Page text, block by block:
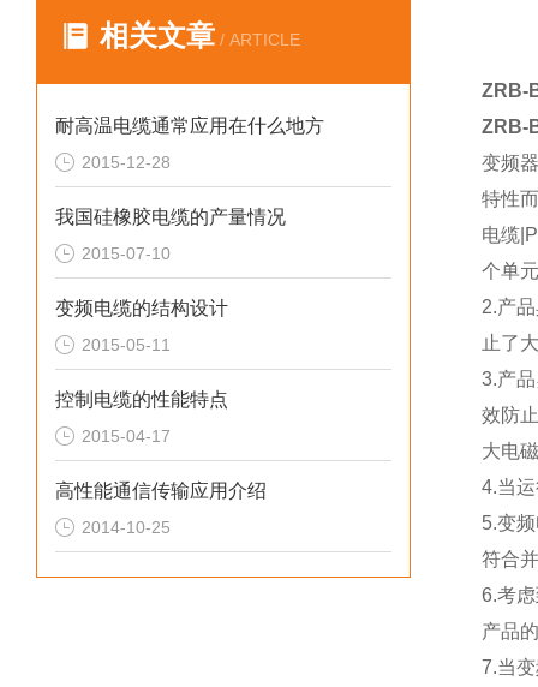
相关文章 / ARTICLE
耐高温电缆通常应用在什么地方
2015-12-28
我国硅橡胶电缆的产量情况
2015-07-10
变频电缆的结构设计
2015-05-11
控制电缆的性能特点
2015-04-17
高性能通信传输应用介绍
2014-10-25
ZRB-
ZRB-
变频
特性
电缆
个单
2.产
止了
3.产
效防
大电
4.当
5.变
符合
6.考
产品
7.当